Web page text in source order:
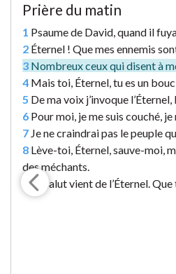
Prière du matin
1 Psaume de David, quand il
2 Éternel ! Que mes ennemis
3 Nombreux ceux qui disent à
4 Mais toi, Éternel, tu es un
5 De ma voix j’invoque
6 Pour moi, je me suis couché,
7 Je ne craindrai pas le peuple
8 Lève-toi, Éternel, sauve-moi,
des méchants.
Le salut vient de l’Éternel.